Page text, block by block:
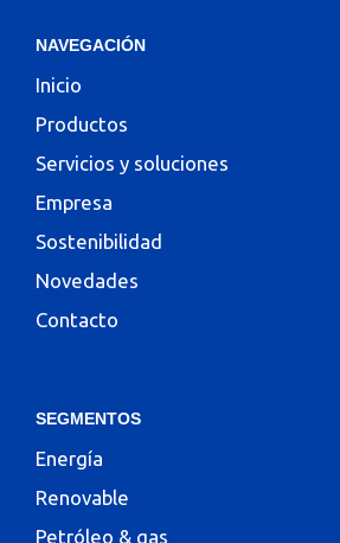
NAVEGACIÓN
Inicio
Productos
Servicios y soluciones
Empresa
Sostenibilidad
Novedades
Contacto
SEGMENTOS
Energía
Renovable
Petróleo & gas